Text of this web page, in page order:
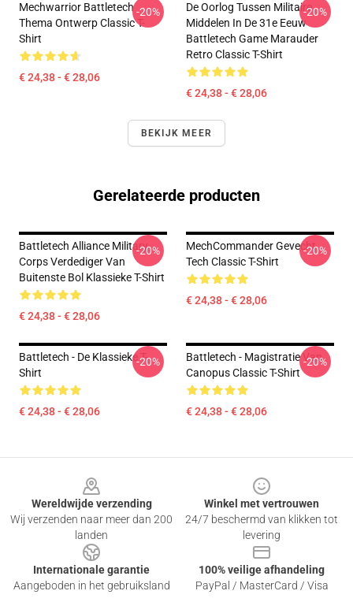
Mechwarrior Battletech
Thema Ontwerp Classic T-
Shirt
€ 24,38 - € 28,06
-20%
De Oorlog Tussen Militaire
Middelen In De 31e Eeuw
Battletech Game Marauder
Retro Classic T-Shirt
€ 24,38 - € 28,06
-20%
BEKIJK MEER
Gerelateerde producten
Battletech Alliance Military
Corps Verdediger Van
Buitenste Bol Klassieke T-Shirt
€ 24,38 - € 28,06
-20%
MechCommander Gevecht
Tech Classic T-Shirt
€ 24,38 - € 28,06
-20%
Battletech - De Klassieke T-
Shirt
€ 24,38 - € 28,06
-20%
Battletech - Magistratie Van
Canopus Classic T-Shirt
€ 24,38 - € 28,06
-20%
Wereldwijde verzending
Wij verzenden naar meer dan 200
landen
Winkel met vertrouwen
24/7 beschermd van klikken tot
levering
Internationale garantie
Aangeboden in het gebruiksland
100% veilige afhandeling
PayPal / MasterCard / Visa